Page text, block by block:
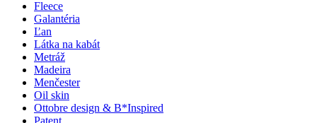
Fleece
Galantéria
Ľan
Látka na kabát
Metráž
Madeira
Menčester
Oil skin
Ottobre design & B*Inspired